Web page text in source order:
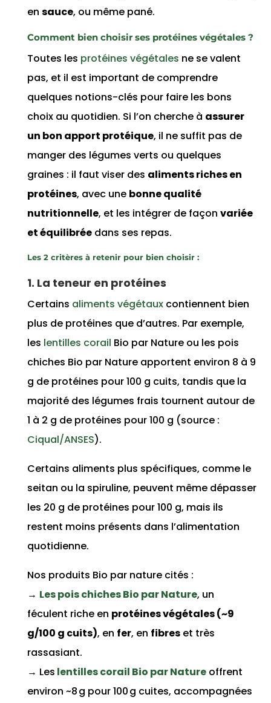
en sauce, ou même pané.
Comment bien choisir ses protéines végétales ?
Toutes les protéines végétales ne se valent
pas, et il est important de comprendre
quelques notions-clés pour faire les bons
choix au quotidien. Si l’on cherche à assurer
un bon apport protéique, il ne suffit pas de
manger des légumes verts ou quelques
graines : il faut viser des aliments riches en
protéines, avec une bonne qualité
nutritionnelle, et les intégrer de façon variée
et équilibréedans ses repas.
Les 2 critères à retenir pour bien choisir :
1. La teneur en protéines
Certains aliments végétauxcontiennent bien
plus de protéines que d’autres. Par exemple,
les lentilles corail Bio par Nature ou les pois
chiches Bio par Nature apportent environ 8 à 9
g de protéines pour 100 g cuits, tandis que la
majorité des légumes frais tournent autour de
1 à 2 g de protéines pour 100 g (source :
Ciqual/ANSES).
Certains aliments plus spécifiques, comme le
seitan ou la spiruline, peuvent même dépasser
les 20 g de protéines pour 100 g, mais ils
restent moins présents dans l’alimentation
quotidienne.
Nos produits Bio par nature cités :
→ Les pois chiches Bio par Nature, un
féculent riche en protéines végétales (~9
g/100 g cuits), en fer, en fibreset très
rassasiant.
→ Les lentilles corail Bio par Natureoffrent
environ ~8 g pour 100 g cuites, accompagnées